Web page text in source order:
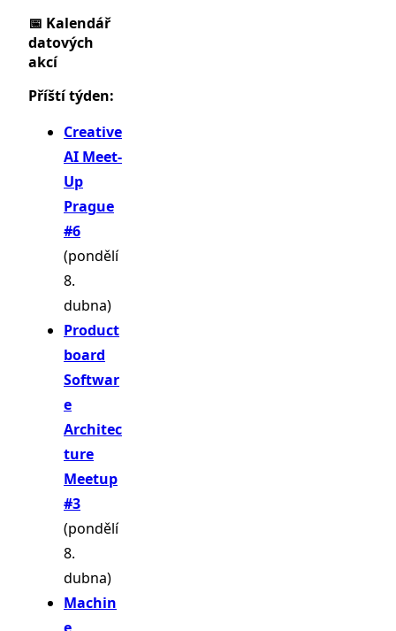
📅 Kalendář
datových
akcí
Příští týden:
Creative
AI Meet-
Up
Prague
#6
(pondělí
8.
dubna)
Product
board
Softwar
e
Architec
ture
Meetup
#3
(pondělí
8.
dubna)
Machin
e